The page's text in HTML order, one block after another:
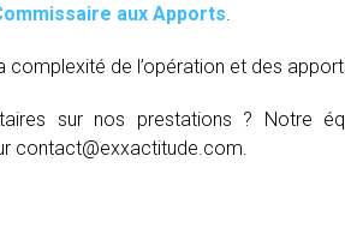
aux Apports.
de l’opération et des
sur nos prestations ? Notre
contact@exxactitude.com.